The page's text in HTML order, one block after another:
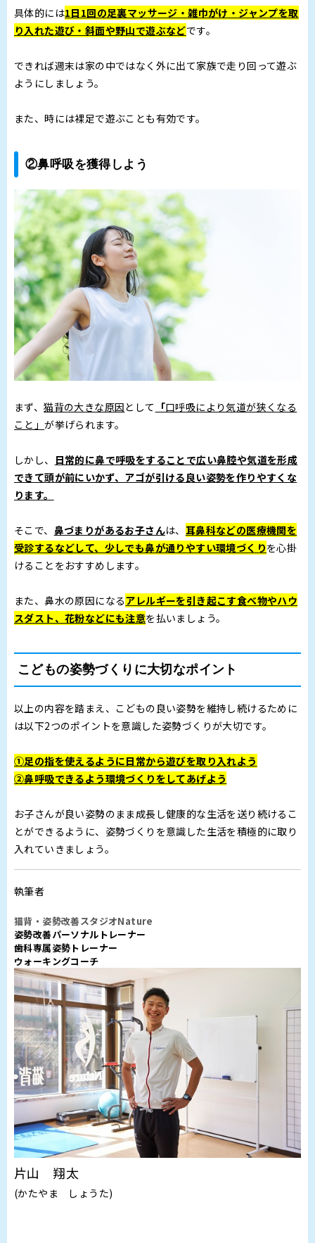
具体的には1日1回の足裏マッサージ・雑巾がけ・ジャンプを取
り入れた遊び・斜面や野山で遊ぶなどです。
できれば週末は家の中ではなく外に出て家族で走り回って遊ぶ
ようにしましょう。
また、時には裸足で遊ぶことも有効です。
②鼻呼吸を獲得しよう
まず、猫背の大きな原因として 「口呼吸により気道が狭くなる
こと」が挙げられます。
しかし、
日常的に鼻で呼吸をすることで広い鼻腔や気道を形成
できて頭が前にいかず、アゴが引ける良い姿勢を作りやすくな
ります。
そこで、 鼻づまりがあるお子さんは、 耳鼻科などの医療機関を
受診するなどして、少しでも鼻が通りやすい環境づくりを心掛
けることをおすすめします。
また、鼻水の原因になるアレルギーを引き起こす食べ物やハウ
スダスト、花粉などにも注意を払いましょう。
こどもの姿勢づくりに大切なポイント
以上の内容を踏まえ、こどもの良い姿勢を維持し続けるために
は以下2つのポイントを意識した姿勢づくりが大切です。
①足の指を使えるように日常から遊びを取り入れよう
②鼻呼吸できるよう環境づくりをしてあげよう
お子さんが良い姿勢のまま成長し健康的な生活を送り続けるこ
とができるように、姿勢づくりを意識した生活を積極的に取り
入れていきましょう。
執筆者
猫背・姿勢改善スタジオNature
姿勢改善パーソナルトレーナー
歯科専属姿勢トレーナー
ウォーキングコーチ
片山 翔太
(かたやま しょうた)